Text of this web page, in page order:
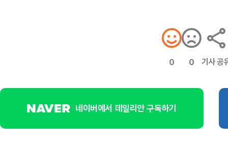
0 0 기사 공
네이버에서 데일리안 구독하기